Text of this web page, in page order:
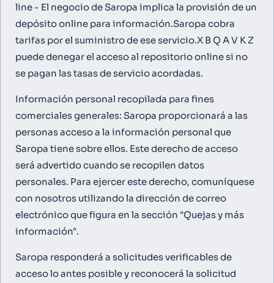
line - El negocio de Saropa implica la provisión de un
depósito online para información.Saropa cobra
tarifas por el suministro de ese servicio.X B Q A V K Z
puede denegar el acceso al repositorio online si no
se pagan las tasas de servicio acordadas.
Información personal recopilada para fines
comerciales generales: Saropa proporcionará a las
personas acceso a la información personal que
Saropa tiene sobre ellos. Este derecho de acceso
será advertido cuando se recopilen datos
personales. Para ejercer este derecho, comuníquese
con nosotros utilizando la dirección de correo
electrónicoque figura en la sección "Quejas y más
información".
Saropa responderá a solicitudes verificables de
acceso lo antes posible y reconocerá la solicitud